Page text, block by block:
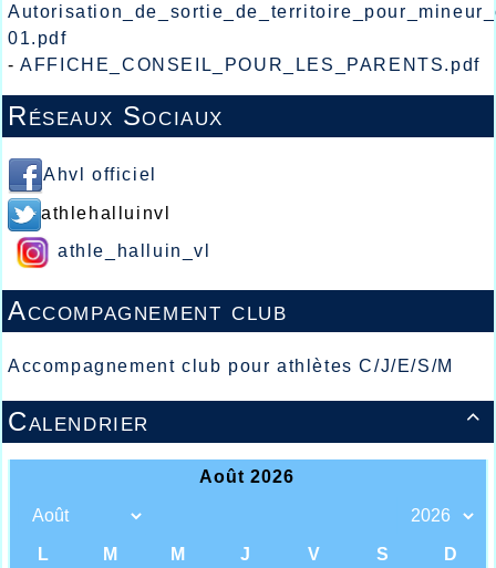
01.pdf
-AFFICHE_CONSEIL_POUR_LES_PARENTS.pdf
Réseaux Sociaux
Ahvl officiel
athlehalluinvl
athle_halluin_vl
Accompagnement club
Accompagnement club pour athlètes C/J/E/S/M

Calendrier